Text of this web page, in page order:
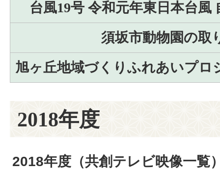
台風19号 令和元年東日本台風
須坂市動物園の取
旭ヶ丘地域づくりふれあいプロ
2018年度
2018年度（共創テレビ映像一覧